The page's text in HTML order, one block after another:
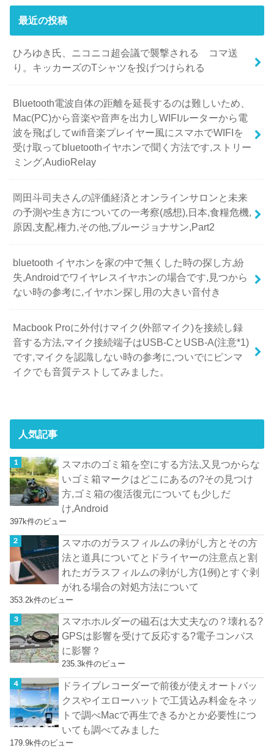
最近の投稿
ひろゆき氏、ニコニコ超会議で襲撃される コマ送
り。キッカーズのTシャツを投げつけられる
Bluetooth電波自体の距離を延長するのは難しいため、
Mac(PC)から音楽や音声を出力しWIFIルーターから電
波を飛ばしてwifi音楽プレイヤー風にスマホでWIFIを
受け取ってbluetoothイヤホンで聞く方法です,ストリー
ミング,AudioRelay
岡田斗司夫さんの評価経済とオンラインサロンと未来
の予測や生き方についての一考察(感想),日本,食糧危機,
原因,支配,権力,その他,ブルージョナサン,Part2
bluetooth イヤホンを家の中で無くした時の探し方,紛
失,Androidでワイヤレスイヤホンの場合です,見つから
ない時の参考に,イヤホン探し用の大きい音付き
Macbook Proに外付けマイク(外部マイク)を接続し録
音する方法,マイク接続端子はUSB-CとUSB-A(注意*1)
です,マイクを認識しない時の参考に,ついでにピンマ
イクでも音質テストしてみました。
人気記事
スマホのゴミ箱を空にする方法,又見つからな
いゴミ箱マークはどこにあるの?その見つけ
方,ゴミ箱の復活復元についても少しだ
け,Android
397k件のビュー
スマホのガラスフィルムの剥がし方とその方
法と道具についてとドライヤーの注意点と割
れたガラスフィルムの剥がし方(1例)とすぐ剥
がれる場合の対処方法について
353.2k件のビュー
スマホホルダーの磁石は大丈夫なの？壊れる?
GPSは影響を受けて反応する?電子コンパス
に影響？
235.3k件のビュー
ドライブレコーダーで前後が使えオートバッ
クスやイエローハットで工賃込み料金をネッ
トで調べMacで再生できるかとか必要性につ
いても調べてみました
179.9k件のビュー